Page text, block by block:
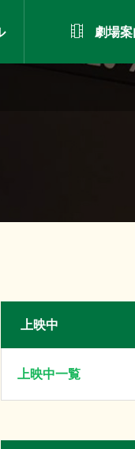
 劇場案
上映中
上映中一覧